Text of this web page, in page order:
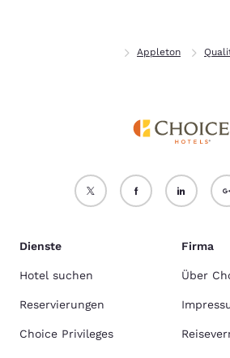
Appleton
Dienste
Hotel suchen
Reservierungen
Choice Privileges
Firma
Über